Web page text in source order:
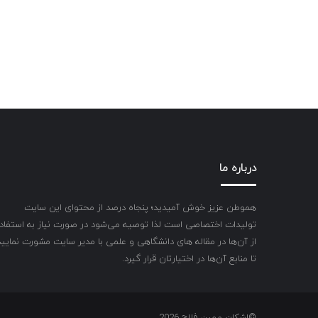
درباره ما
هموطن عزیز خوش آمیدید؛ پنجاه درصد از محتوای این سایت
تولیدات اختصاصی است لذا توصیه می‌شود در صورت نیاز به
از آن‌ها در مقاله های دانشگاهی و علمی با مدیر سایت مشورت
تا منابع آن‌ها در اختیارتان قرار گیرد.